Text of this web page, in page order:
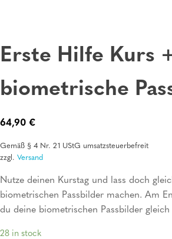
Erste Hilfe Kurs
biometrische
64,90 €
Gemäß § 4 Nr. 21 UStG umsatzsteuerbefreit
zzgl. Versand
Nutze deinen Kurstag und lass doch
biometrischen Passbilder machen. Am
du deine biometrischen Passbilder
28 in stock